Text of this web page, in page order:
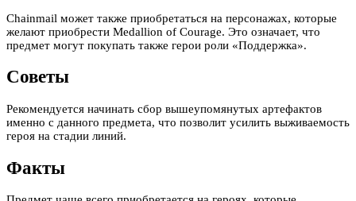
Chainmail может также приобретаться на персонажах, которые
желают приобрести Medallion of Courage. Это означает, что
предмет могут покупать также герои роли «Поддержка».
Советы
Рекомендуется начинать сбор вышеупомянутых артефактов
именно с данного предмета, что позволит усилить выживаемость
героя на стадии линий.
Факты